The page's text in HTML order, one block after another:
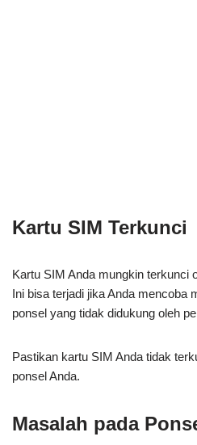
Kartu SIM Terkunci
Kartu SIM Anda mungkin terkunci
Ini bisa terjadi jika Anda mencoba
ponsel yang tidak didukung oleh
Pastikan kartu SIM Anda tidak
ponsel Anda.
Masalah pada